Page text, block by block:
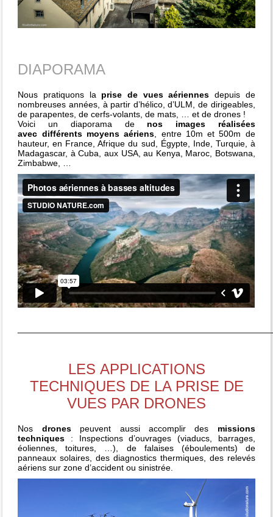
DIAPORAMA
Nous pratiquons la prise de vues aériennes depuis de
nombreuses années, à partir d’hélico, d’ULM, de dirigeables,
de parapentes, de cerfs-volants, de mats, … et de drones !
Voici un diaporama de nos images réalisées
avec différents moyens aériens, entre 10m et 500m de
hauteur, en France, Afrique du sud, Égypte, Inde, Turquie, à
Madagascar, à Cuba, aux USA, au Kenya, Maroc, Botswana,
Zimbabwe, …
LES APPLICATIONS
TECHNIQUES DE LA PRISE DE
VUES PAR DRONES
Nos dronespeuvent aussi accomplir des missions
techniques : Inspections d’ouvrages (viaducs, barrages,
éoliennes, toitures, …), de falaises (éboulements) de
panneaux solaires, des diagnostics thermiques, des relevés
aériens sur zone d’accident ou sinistrée.